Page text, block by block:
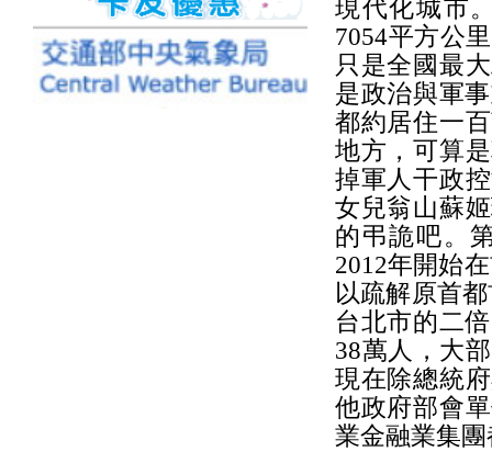
現代化城市
7054平方公
只是全國最
是政治與軍
都約居住一
地方，可算
掉軍人干政
女兒翁山蘇
的弔詭吧。
2012年開始
以疏解原首
台北市的二
38萬人，大
現在除總統
他政府部會
業金融業集